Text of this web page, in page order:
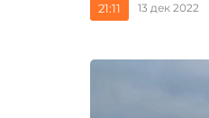
21:11 13 дек 2022